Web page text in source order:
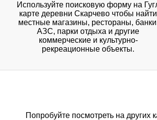
Используйте поисковую форму на
карте деревни Скарчево чтобы найти
местные магазины, рестораны,
АЗС, парки отдыха и другие
коммерческие и культурно-
рекреационные объекты.
Попробуйте посмотреть на других